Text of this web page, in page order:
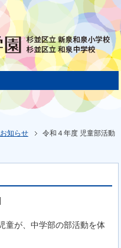
知らせ
令和４年度 児童部活動
童が、中学部の部活動を体